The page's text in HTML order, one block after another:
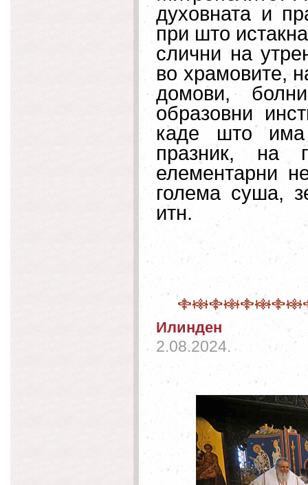
духовната и
при што
слични на
во храмовите,
домови,
образовни
каде што
празник, на
елементарни
голема суша,
итн.
Илинден
2.08.2024.